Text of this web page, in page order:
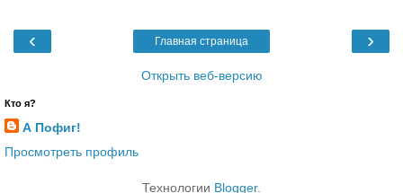
‹ ›
Главная страница
Открыть веб-версию
Кто я?
А Пофиг!
Просмотреть профиль
Технологии Blogger.